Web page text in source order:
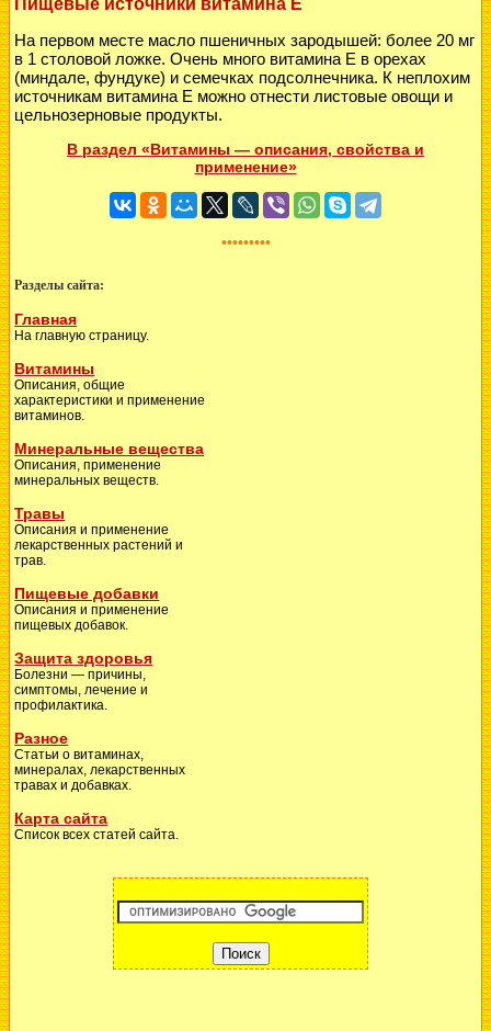
Пищевые источники витамина Е
На первом месте масло пшеничных зародышей: более 20 мг
в 1 столовой ложке. Очень много витамина Е в орехах
(миндале, фундуке) и семечках подсолнечника. К неплохим
источникам витамина Е можно отнести листовые овощи и
цельнозерновые продукты.
В раздел «Витамины — описания, свойства и
применение»
•••••••••
Разделы сайта:
Главная
На главную страницу.
Витамины
Описания, общие
характеристики и применение
витаминов.
Минеральные вещества
Описания, применение
минеральных веществ.
Травы
Описания и применение
лекарственных растений и
трав.
Пищевые добавки
Описания и применение
пищевых добавок.
Защита здоровья
Болезни — причины,
симптомы, лечение и
профилактика.
Разное
Статьи о витаминах,
минералах, лекарственных
травах и добавках.
Карта сайта
Список всех статей сайта.